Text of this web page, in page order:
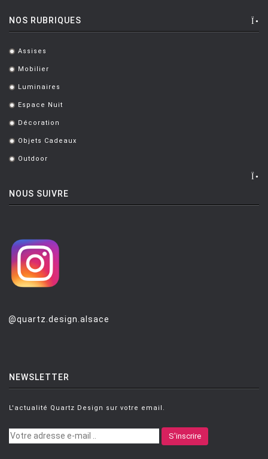
NOS RUBRIQUES
. Assises
. Mobilier
. Luminaires
. Espace Nuit
. Décoration
. Objets Cadeaux
. Outdoor
NOUS SUIVRE
@quartz.design.alsace
NEWSLETTER
L'actualité Quartz Design sur votre email.
S'inscrire